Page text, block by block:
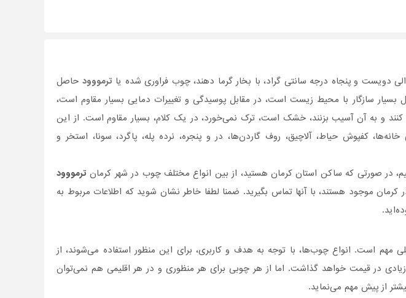
دویست و پنجاه درجه سانتی گراد، با بخار گرما دهند، چوب فراوری شده یا ترمووود حاصل
سازگار با محیط زیست است، در مقابل پوسیدگی و تغییرات دمایی بسیار مقاوم است،
و به آن آسیب بزنند، خشک است، ترک نمی‌خورد، در یک کلام، بسیار مقاوم است. از این
کفپوش حیاط، آلاچیق، روف گاردن‌ها، در و پنجره، نرده پله، پاگرد، سونا، استخر و
در صورتی که ساکن استان کرمان هستید، از بین انواع مختلف چوب در شهر کرمان ترمووود
موجود هستند، با آنها تماس بگیرید. ضمنا لطفا خاطر نشان شوید که اطلاعات مربوط به
مهم است. انواع چو‌ب‌ها، با توجه به هدف و کاربری، برای این منظور استفاده می‌شوند، از
در قیمت خواهد گذاشت. اما از هر چوبی برای هر منظوری و در هر اقلیمی هم نمی‌توان
از پیش مهم می‌نماید.